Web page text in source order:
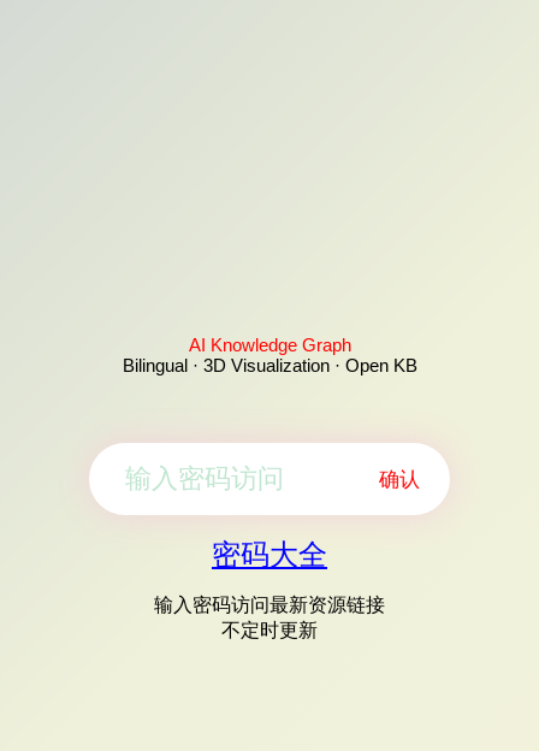
AI Knowledge Graph
Bilingual · 3D Visualization · Open KB
确认
密码大全
输入密码访问最新资源链接
不定时更新